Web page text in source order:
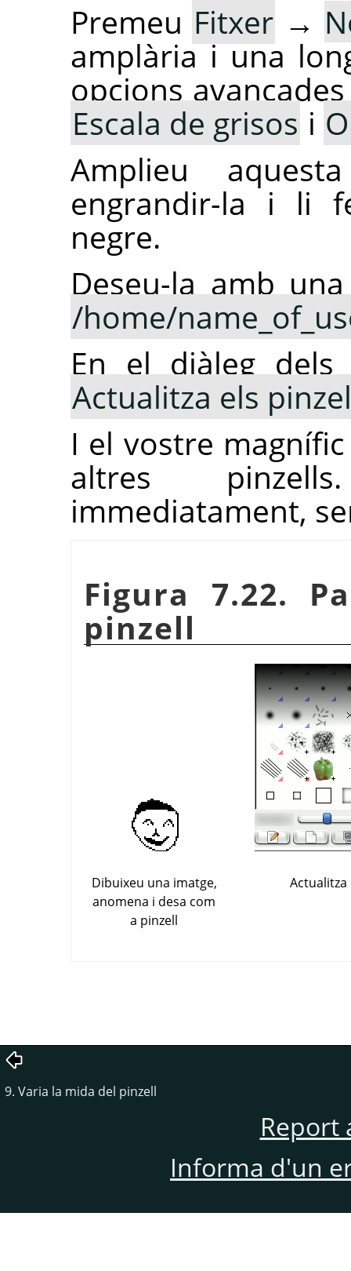
Premeu Fitxer →
amplària i una
opcions
Escala de grisos i
Amplieu
engrandir-la i li
negre.
Deseu-la amb
/home/
En el diàleg
Actualitza els
I el vostre
altres
immediatament,
Figura 7.22.
pinzell
Dibuixeu una imatge,
anomena i desa com
a pinzell
Actualitza
9. Varia la mida del pinzell
Report
Informa d'un